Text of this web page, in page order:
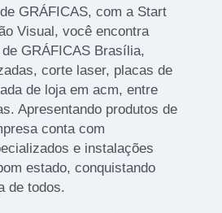
GRÁFICAS, com a Start
Visual, você encontra
GRÁFICAS Brasília,
corte laser, placas de
de loja em acm, entre
Apresentando produtos de
conta com
e instalações
estado, conquistando
de todos.